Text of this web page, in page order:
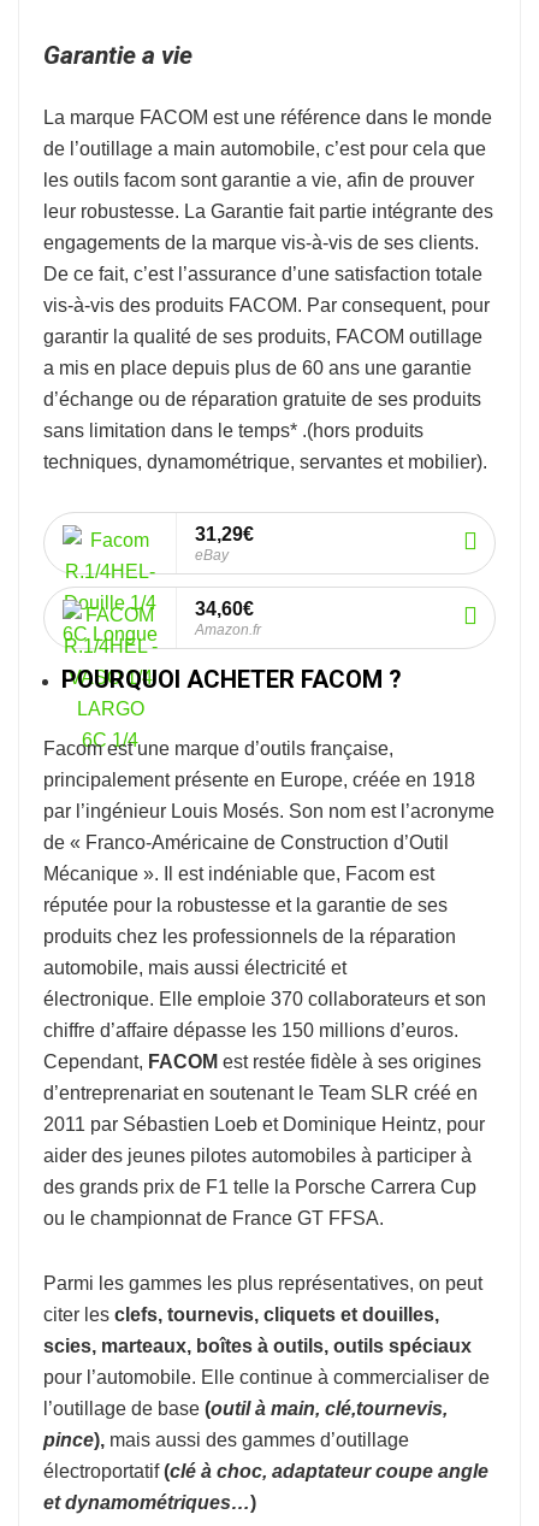
Garantie a vie
La marque FACOM est une référence dans le monde
de l’outillage a main automobile, c’est pour cela que
les outils facom sont garantie a vie, afin de prouver
leur robustesse. La Garantie fait partie intégrante des
engagements de la marque vis-à-vis de ses clients.
De ce fait, c’est l’assurance d’une satisfaction totale
vis-à-vis des produits FACOM. Par consequent, pour
garantir la qualité de ses produits, FACOM outillage
a mis en place depuis plus de 60 ans une garantie
d’échange ou de réparation gratuite de ses produits
sans limitation dans le temps* .(hors produits
techniques, dynamométrique, servantes et mobilier).
31,29€
eBay
34,60€
Amazon.fr
POURQUOI ACHETER FACOM ?
Facomest une marque d’outils française,
principalement présente en Europe, créée en 1918
par l’ingénieur Louis Mosés. Son nom est l’acronyme
de « Franco-Américaine de Construction d’Outil
Mécanique ». Il est indéniable que, Facom est
réputée pour la robustesse et la garantie de ses
produits chez les professionnels de la réparation
automobile, mais aussi électricité et
électronique. Elle emploie 370 collaborateurs et son
chiffre d’affaire dépasse les 150 millions d’euros.
Cependant, FACOM est restée fidèle à ses origines
d’entreprenariat en soutenant le Team SLR créé en
2011 par Sébastien Loeb et Dominique Heintz, pour
aider des jeunes pilotes automobiles à participer à
des grands prix de F1 telle la Porsche Carrera Cup
ou le championnat de France GT FFSA.
Parmi les gammes les plus représentatives, on peut
citer les clefs, tournevis, cliquets et douilles,
scies, marteaux, boîtes à outils, outils spéciaux
pour l’automobile. Elle continue à commercialiser de
l’outillage de base (outil à main, clé,tournevis,
pince), mais aussi des gammes d’outillage
électroportatif (clé à choc, adaptateur coupe angle
et dynamométriques…)